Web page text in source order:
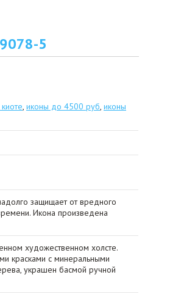
5
, иконы до 4500 руб, иконы
защищает от вредного
Икона произведена
художественном холсте.
красками с минеральными
украшен басмой ручной